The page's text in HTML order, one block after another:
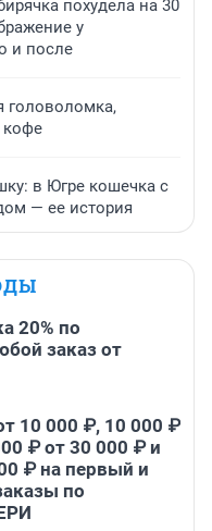
похудела на 30
у
и после
головоломка,
кофе
в Югре кошечка с
— ее история
20% по
заказ от
10 000 ₽, 10 000 ₽
₽ от 30 000 ₽ и
₽ на первый и
по